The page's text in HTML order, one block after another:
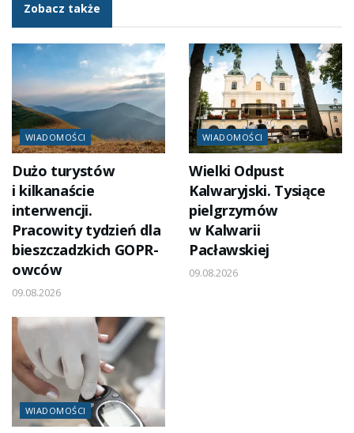
Zobacz także
WIADOMOŚCI
Dużo turystów
i kilkanaście
interwencji.
Pracowity tydzień dla
bieszczadzkich GOPR-
owców
09.08.2026
WIADOMOŚCI
Wielki Odpust
Kalwaryjski. Tysiące
pielgrzymów
w Kalwarii
Pacławskiej
09.08.2026
WIADOMOŚCI